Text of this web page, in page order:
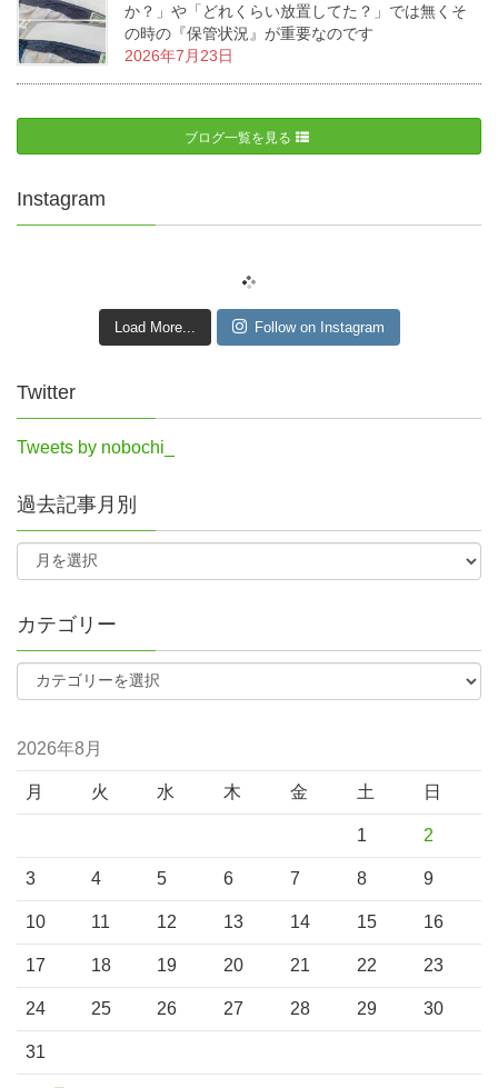
か？」や「どれくらい放置してた？」では無くそ
の時の『保管状況』が重要なのです
2026年7月23日
ブログ一覧を見る
Instagram
Load More... Follow on Instagram
Twitter
Tweets by nobochi_
過去記事月別
カテゴリー
2026年8月
月 火 水 木 金 土 日
1 2
3 4 5 6 7 8 9
10 11 12 13 14 15 16
17 18 19 20 21 22 23
24 25 26 27 28 29 30
31